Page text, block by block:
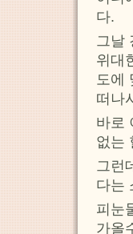
다.
그날
위대
도에
떠나
바로
없는
그런
다는
피눈
가올